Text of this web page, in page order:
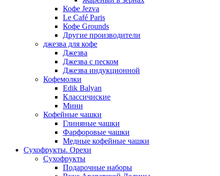
Кофе Jezva
Le Café Paris
Кофе Grounds
Другие производители
джезва для кофе
Джезва
Джезва с песком
Джезва индукционной
Кофемолки
Edik Balyan
Классичиские
Мини
Кофейные чашки
Глиняные чашки
Фарфоровые чашки
Медные кофейные чашки
Сухофрукты. Орехи
Сухофрукты
Подарочные наборы